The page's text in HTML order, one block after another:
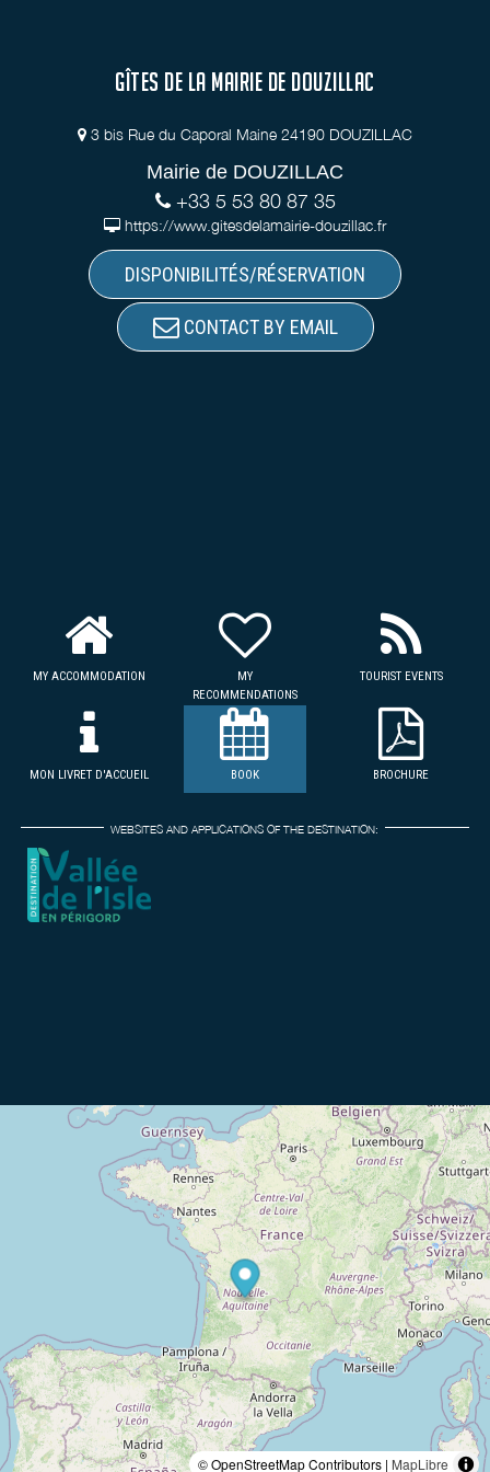
GÎTES DE LA MAIRIE DE DOUZILLAC
3 bis Rue du Caporal Maine 24190 DOUZILLAC
Mairie de DOUZILLAC
+33 5 53 80 87 35
https://www.gitesdelamairie-douzillac.fr
DISPONIBILITÉS/RÉSERVATION
CONTACT BY EMAIL
MY ACCOMMODATION
MY
RECOMMENDATIONS
TOURIST EVENTS
MON LIVRET D'ACCUEIL BOOK BROCHURE
WEBSITES AND APPLICATIONS OF THE DESTINATION:
© OpenStreetMap Contributors | MapLibre